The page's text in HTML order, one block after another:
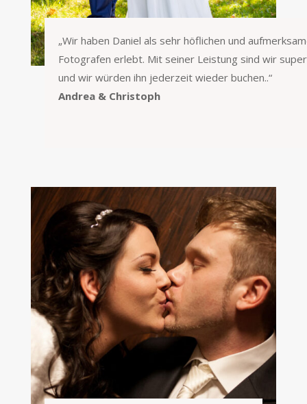
„Wir haben Daniel als sehr höflichen und
Fotografen erlebt. Mit seiner Leistung sind wir super
und wir würden ihn jederzeit wieder buchen..“
Andrea & Christoph